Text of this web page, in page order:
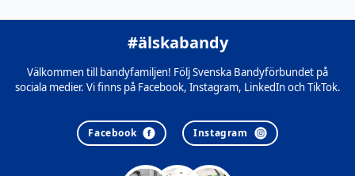
#älskabandy
Välkommen till bandyfamiljen! Följ Svenska Bandyförbundet på
sociala medier. Vi finns på Facebook, Instagram, LinkedIn och TikTok.
Facebook Instagram